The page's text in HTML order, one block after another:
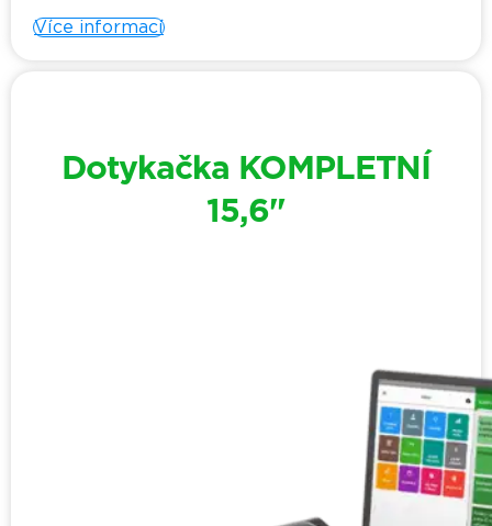
Více informací
Dotykačka KOMPLETNÍ
15,6"